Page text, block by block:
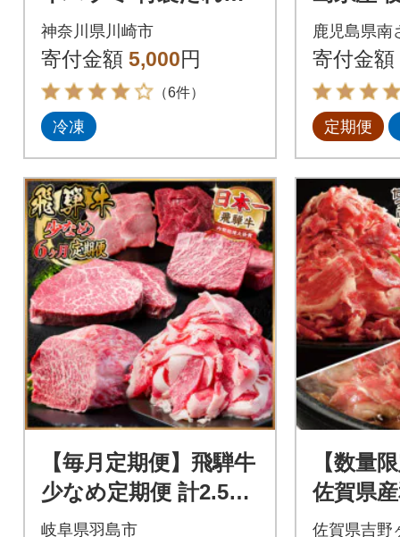
600g 牛肉 お肉 肉 タ
レ漬け ハラミ 焼肉 焼
き肉
神奈川県川崎市
寄付金額 5,000円
（6件）
冷凍
豚肉 定
鹿児島県南
寄付金額
定期便
【毎月定期便】飛騨牛
少なめ定期便 計2.5kg
全6回コース、切り落
岐阜県羽島市
【数量
佐賀県
し
佐賀県吉野